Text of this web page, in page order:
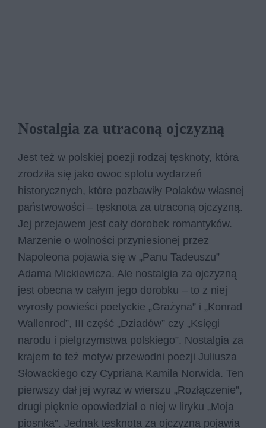
Nostalgia za utraconą ojczyzną
Jest też w polskiej poezji rodzaj tęsknoty, która
zrodziła się jako owoc splotu wydarzeń
historycznych, które pozbawiły Polaków własnej
państwowości – tęsknota za utraconą ojczyzną.
Jej przejawem jest cały dorobek romantyków.
Marzenie o wolności przyniesionej przez
Napoleona pojawia się w „Panu Tadeuszu”
Adama Mickiewicza. Ale nostalgia za ojczyzną
jest obecna w całym jego dorobku – to z niej
wyrosły powieści poetyckie „Grażyna” i „Konrad
Wallenrod”, III część „Dziadów” czy „Księgi
narodu i pielgrzymstwa polskiego”. Nostalgia za
krajem to też motyw przewodni poezji Juliusza
Słowackiego czy Cypriana Kamila Norwida. Ten
pierwszy dał jej wyraz w wierszu „Rozłączenie”,
drugi pięknie opowiedział o niej w liryku „Moja
piosnka”. Jednak tęsknota za ojczyzną pojawia